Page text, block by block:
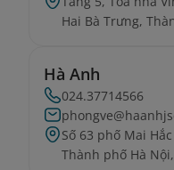
Hai Bà Trưng,
Hà Anh
024.37714566
Số 63 phố Mai
Thành phố Hà